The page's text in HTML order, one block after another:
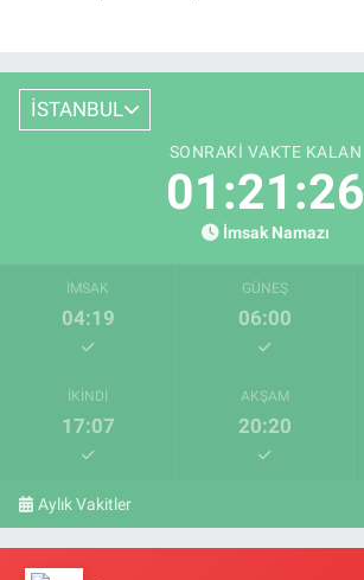
İSTANBUL
SONRAKI VAKTE KALAN
01:21:26
İmsak Namazı
İMSAK
04:19
GÜNEŞ
06:00
İKINDI
17:07
AKŞAM
20:20
Aylık Vakitler